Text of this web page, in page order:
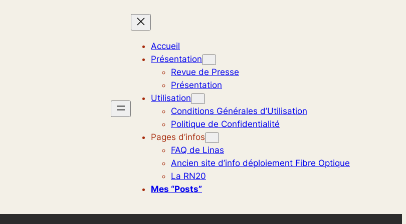
Accueil
Présentation
Revue de Presse
Présentation
Utilisation
Conditions Générales d’Utilisation
Politique de Confidentialité
Pages d’infos
FAQ de Linas
Ancien site d’info déploiement Fibre Optique
La RN20
Mes “posts”